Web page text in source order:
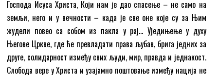
Господа Исуса Христа, Који нам је дао спасење – не само на
земљи, него и у вечности – када је све оне које су за Њим
жудели повео са собом из пакла у рај… Уједињење у духу
Његове Цркве, где ће превладати права љубав, брига једних за
друге, солидарност између свих људи, мир, правда и једнакост.
Слобода вере у Христа и узајамно поштовање између нација не